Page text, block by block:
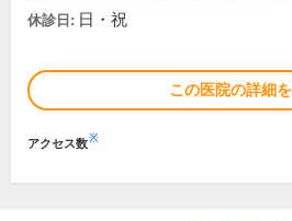
休診日: 日・祝
この医院の詳細
アクセス数※